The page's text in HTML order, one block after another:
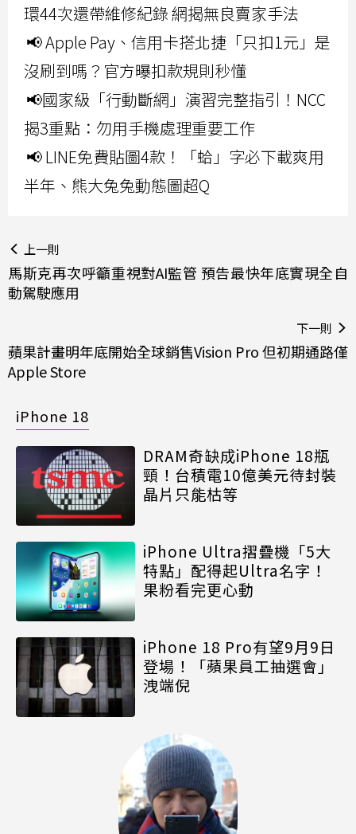
環44次還帶維修紀錄 網揭無良賣家手法
📢 Apple Pay、信用卡搭北捷「只扣1元」是
沒刷到嗎？官方曝扣款規則秒懂
📢國家級「行動斷網」演習完整指引！NCC
揭3重點：勿用手機處理重要工作
📢 LINE免費貼圖4款！「蛤」字必下載爽用
半年、熊大兔兔動態圖超Q
上一則
馬斯克再次呼籲重視對AI監管 預告最快年底實現全自
動駕駛應用
下一則
蘋果計畫明年底開始全球銷售Vision Pro 但初期通路僅
Apple Store
iPhone 18
DRAM奇缺成iPhone 18瓶
頸！台積電10億美元待封裝
晶片只能枯等
iPhone Ultra摺疊機「5大
特點」配得起Ultra名字！
果粉看完更心動
iPhone 18 Pro有望9月9日
登場！「蘋果員工抽選會」
洩端倪